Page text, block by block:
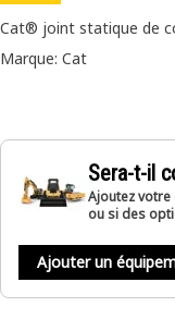
Cat® joint statique de
Marque: Cat
Sera-t-il
Ajoutez
ou si des
Ajouter un